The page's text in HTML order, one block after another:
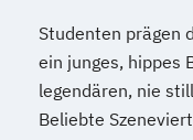
Studenten prägen
ein junges, hippes
legendären, nie
Beliebte